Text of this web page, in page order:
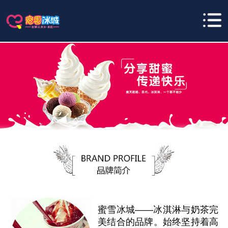
蜜雪冰城——冰淇淋与奶茶完
美结合的品牌。始终坚持着高